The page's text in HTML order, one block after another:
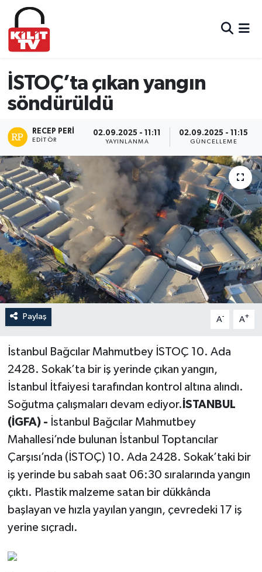
İSTOÇ’ta çıkan yangın
söndürüldü
RECEP PERI
EDITÖR
02.09.2025 - 11:11
YAYINLANMA
02.09.2025 - 11:15
GÜNCELLEME
Paylaş A- A+
İstanbul Bağcılar Mahmutbey İSTOÇ 10. Ada
2428. Sokak’ta bir iş yerinde çıkan yangın,
İstanbul İtfaiyesi tarafından kontrol altına alındı.
Soğutma çalışmaları devam ediyor. İSTANBUL
(İGFA) - İstanbul Bağcılar Mahmutbey
Mahallesi’nde bulunan İstanbul Toptancılar
Çarşısı’nda (İSTOÇ) 10. Ada 2428. Sokak’taki bir
iş yerinde bu sabah saat 06:30 sıralarında yangın
çıktı. Plastik malzeme satan bir dükkânda
başlayan ve hızla yayılan yangın, çevredeki 17 iş
yerine sıçradı.
Hava Durumu
Trafik Durumu
Süper Lig Puan Durumu ve Fikstür
Tüm Manşetler
Son Dakika Haberleri
Haber Arşivi